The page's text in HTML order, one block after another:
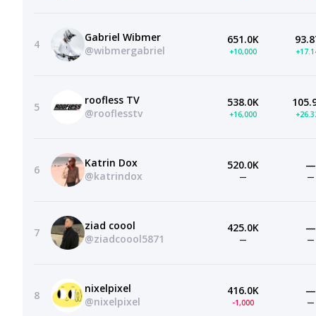
4
Gabriel Wibmer
@wibmergabriel
651.0K
+10,000
5
roofless TV
@rooflesstv
538.0K
+16,000
6
Katrin Dox
@katrindox
520.0K
—
—
—
7
ziad coool
@ziadcoool5871
425.0K
—
—
—
8
nixelpixel
@nixelpixel
416.0K
-1,000
—
—